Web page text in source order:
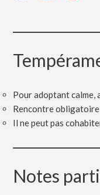
Pour adoptant calme,
Rencontre obligatoire
Il ne peut pas
Notes